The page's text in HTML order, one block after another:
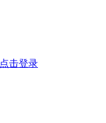
点击登录